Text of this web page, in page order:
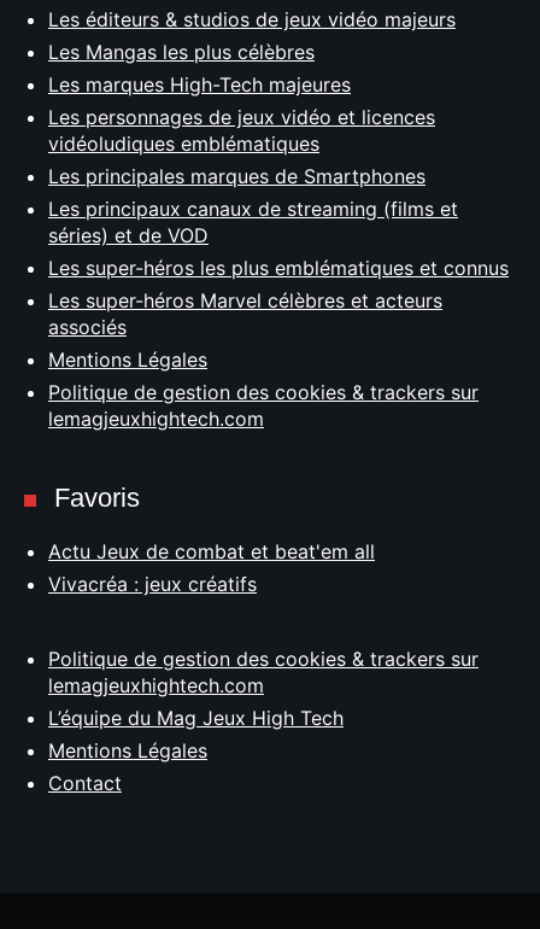
Les éditeurs & studios de jeux vidéo majeurs
Les Mangas les plus célèbres
Les marques High-Tech majeures
Les personnages de jeux vidéo et licences
vidéoludiques emblématiques
Les principales marques de Smartphones
Les principaux canaux de streaming (films et
séries) et de VOD
Les super-héros les plus emblématiques et connus
Les super-héros Marvel célèbres et acteurs
associés
Mentions Légales
Politique de gestion des cookies & trackers sur
lemagjeuxhightech.com
Favoris
Actu Jeux de combat et beat'em all
Vivacréa : jeux créatifs
Politique de gestion des cookies & trackers sur
lemagjeuxhightech.com
L’équipe du Mag Jeux High Tech
Mentions Légales
Contact